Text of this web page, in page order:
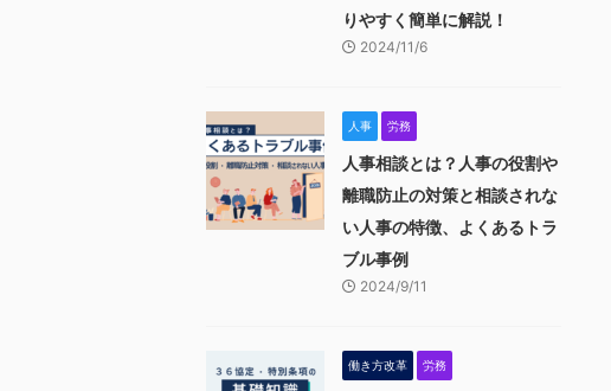
りやすく簡単に解説！
2024/11/6
人事 労務
人事相談とは？人事の役割や
離職防止の対策と相談されな
い人事の特徴、よくあるトラ
ブル事例
2024/9/11
働き方改革 労務